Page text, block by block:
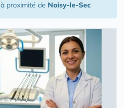
à proximité de Noisy-le-Sec